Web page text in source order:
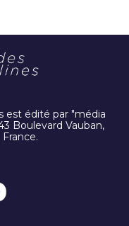
est édité par "média
Boulevard Vauban,